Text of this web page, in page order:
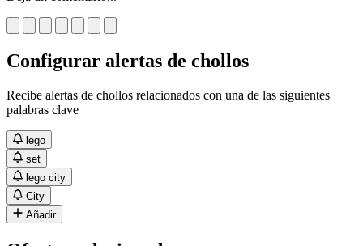
Configurar alertas de chollos
Recibe alertas de chollos relacionados con una de las siguientes
palabras clave
lego
set
lego city
City
Añadir